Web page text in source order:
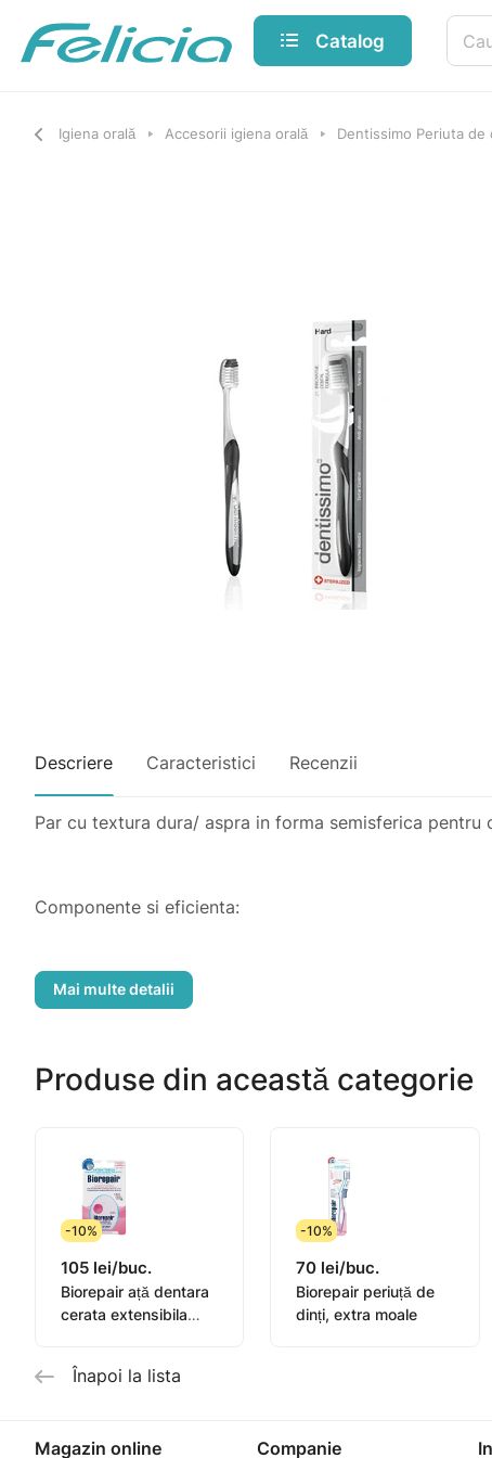
Catalog
Igiena orală Accesorii igiena orală Dentissimo Periuta de
Descriere Caracteristici Recenzii
Par cu textura dura/ aspra in forma semisferica
Componente si eficienta:
dintilor;
Produse din această categorie
-10%
105 lei/buc.
Biorepair ață dentara
cerata extensibila
-10%
70 lei/buc.
Biorepair periuță de
dinți, extra moale
Înapoi la lista
Magazin online Companie